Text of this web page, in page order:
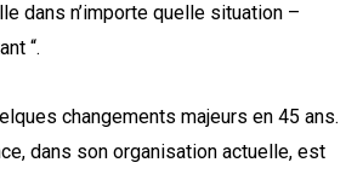
dans n’importe quelle situation –
“.
changements majeurs en 45 ans.
dans son organisation actuelle, est